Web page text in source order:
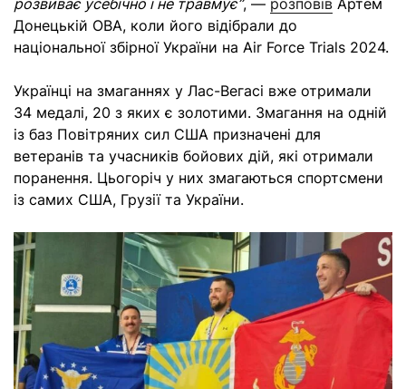
розвиває усебічно і не травмує”, — розповів Артем
Донецькій ОВА, коли його відібрали до
національної збірної України на Air Force Trials 2024.
Українці на змаганнях у Лас-Вегасі вже отримали
34 медалі, 20 з яких є золотими. Змагання на одній
із баз Повітряних сил США призначені для
ветеранів та учасників бойових дій, які отримали
поранення. Цьогоріч у них змагаються спортсмени
із самих США, Грузії та України.